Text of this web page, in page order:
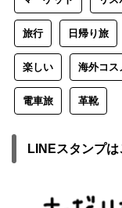
旅行 日帰り旅
楽しい 海外コス
電車旅 革靴
LINEスタンプは